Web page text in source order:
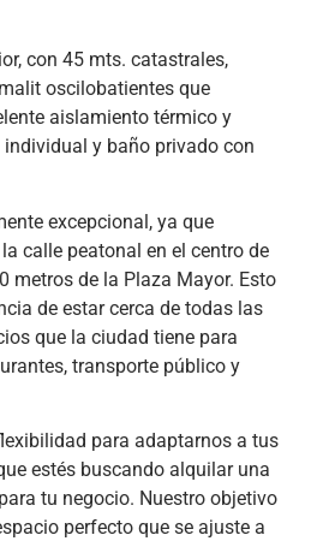
con 45 mts. catastrales,
oscilobatientes que
aislamiento térmico y
y baño privado con
excepcional, ya que
calle peatonal en el centro de
metros de la Plaza Mayor. Esto
de estar cerca de todas las
que la ciudad tiene para
transporte público y
para adaptarnos a tus
estés buscando alquilar una
tu negocio. Nuestro objetivo
perfecto que se ajuste a